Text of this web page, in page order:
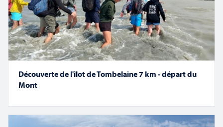
Suivez-nous
Découverte de l'îlot de Tombelaine 7 km - départ du
Mont